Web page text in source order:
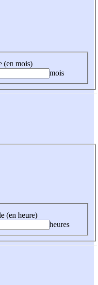
(en mois)
mois
(en heure)
heures